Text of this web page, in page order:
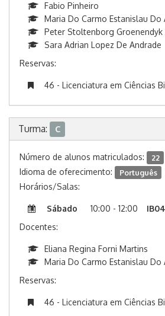
Fabio Pinheiro
Maria Do Carmo Estanislau Do
Peter Stoltenborg Groenendyk
Sara Adrian Lopez De Andrade
Reservas:
46 - Licenciatura em Ciências
Turma: C
Número de alunos matriculados: 22
Idioma de oferecimento: Português
Horários/Salas:
Sábado 10:00 - 12:00
IB04
Docentes:
Eliana Regina Forni Martins
Maria Do Carmo Estanislau Do
Reservas:
46 - Licenciatura em Ciências